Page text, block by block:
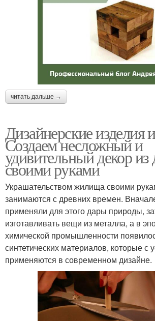
читать дальше →
Дизайнерские изделия
Создаем несложный и
удивительный декор из
своими руками
Украшательством жилища своими
занимаются с древних времен.
применяли для этого дары природы,
изготавливать вещи из металла, а в
химической промышленности
синтетических материалов, которые с
применяются в современном дизайне.